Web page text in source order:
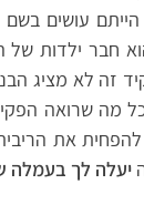
עושים
חבר ילדות של
זה לא מציג
מה שרואה